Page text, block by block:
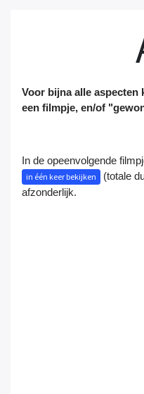
Voor bijna alle aspecten
een filmpje, en/of
In de opeenvolgende
in één keer bekijken
(totale
afzonderlijk.